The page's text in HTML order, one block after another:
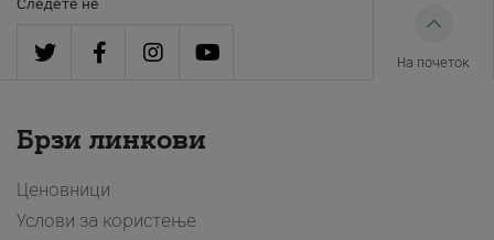
Следете нè
На почеток
Брзи линкови
Ценовници
Услови за користење